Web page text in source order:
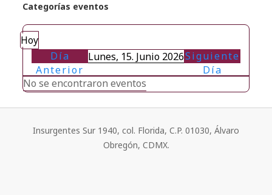
Categorías eventos
Hoy
Día
Anterior
Lunes, 15. Junio 2026Siguiente
Día
No se encontraron eventos
Insurgentes Sur 1940, col. Florida, C.P. 01030, Álvaro
Obregón, CDMX.